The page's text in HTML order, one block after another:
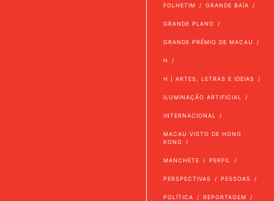
FOLHETIM GRANDE BAÍA
GRANDE PLANO
GRANDE PRÉMIO DE MACAU
H
H | ARTES, LETRAS E IDEIAS
ILUMINAÇÃO ARTIFICIAL
INTERNACIONAL
MACAU VISTO DE HONG
KONG
MANCHETE PERFIL
PERSPECTIVAS PESSOAS
POLÍTICA REPORTAGEM